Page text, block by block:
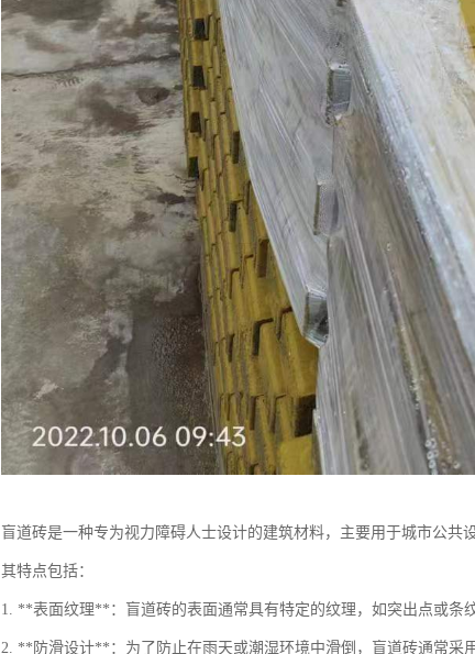
盲道砖是一种专为视力障碍人士设计的建筑材料，主要用于城市公共
其特点包括：
1. **表面纹理**：盲道砖的表面通常具有特定的纹理，如突出点或条
2. **防滑设计**：为了防止在雨天或潮湿环境中滑倒，盲道砖通常采